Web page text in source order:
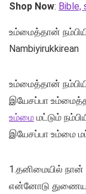
Shop Now: Bible,
உம்மைத்தான்
Nambiyirukkirean
உம்மைத்தான்
இயேசப்பா
உம்மை மட்டும்
இயேசப்பா உம்மை
1.தனிமையில் நான்
என்னோடு